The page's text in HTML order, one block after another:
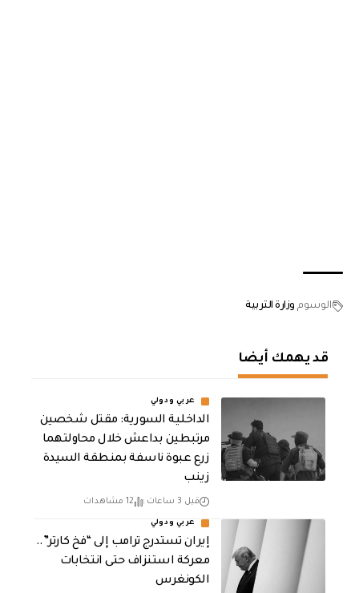
الوسوم وزارة التربية
قد يهمك أيضا
عربي ودولي
الداخلية السورية: مقتل شخصين
مرتبطين بداعش خلال محاولتهما
زرع عبوة ناسفة بمنطقة السيدة
زينب
قبل 3 ساعات 12 مشاهدات
عربي ودولي
إيران تستدرج ترامب إلى “فخ كارتر”..
معركة استنزاف حتى انتخابات
الكونغرس